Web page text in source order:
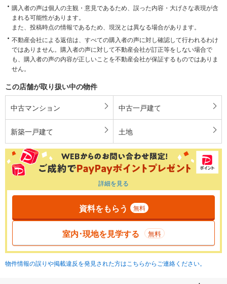
購入者の声は個人の主観・意見であるため、誤った内容・大げさな表現が含
まれる可能性があります。
また、投稿時点の情報であるため、現況とは異なる場合があります。
不動産会社による返信は、すべての購入者の声に対し確認して行われるわけ
ではありません。購入者の声に対して不動産会社が訂正等をしない場合で
も、購入者の声の内容が正しいことを不動産会社が保証するものではありま
せん。
この店舗が取り扱い中の物件
中古マンション 中古一戸建て
新築一戸建て 土地
詳細を見る
資料をもらう 無料
室内･現地を見学する 無料
物件情報の誤りや掲載違反を発見された方はこちらからご連絡ください。